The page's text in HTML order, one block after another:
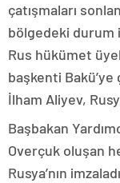
çatışmaları
bölgedeki durum
Rus hükümet
başkenti
İlham Aliyev,
Başbakan
Overçuk oluşan
Rusya’nın